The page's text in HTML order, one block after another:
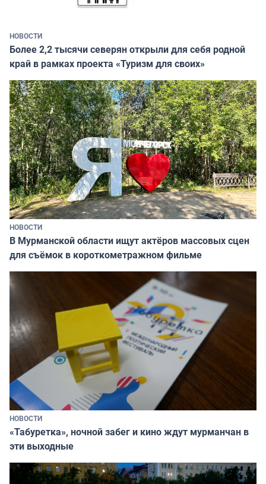
НОВОСТИ
Более 2,2 тысячи северян открыли для себя родной
край в рамках проекта «Туризм для своих»
НОВОСТИ
В Мурманской области ищут актёров массовых сцен
для съёмок в короткометражном фильме
НОВОСТИ
«Табуретка», ночной забег и кино ждут мурманчан в
эти выходные